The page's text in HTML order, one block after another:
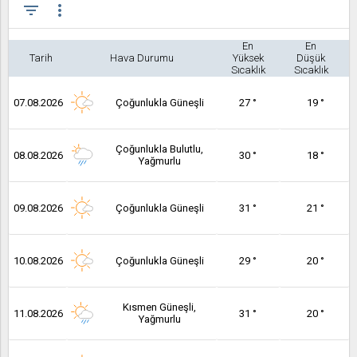
filter_list more_vert
Tarih Hava Durumu
En
Yüksek
Sıcaklık
En
Düşük
Sıcaklık
07.08.2026 Çoğunlukla Güneşli 27 ° 19 °
08.08.2026
Çoğunlukla Bulutlu,
Yağmurlu
30 ° 18 °
09.08.2026 Çoğunlukla Güneşli 31 ° 21 °
10.08.2026 Çoğunlukla Güneşli 29 ° 20 °
11.08.2026
Kısmen Güneşli,
Yağmurlu
31 ° 20 °